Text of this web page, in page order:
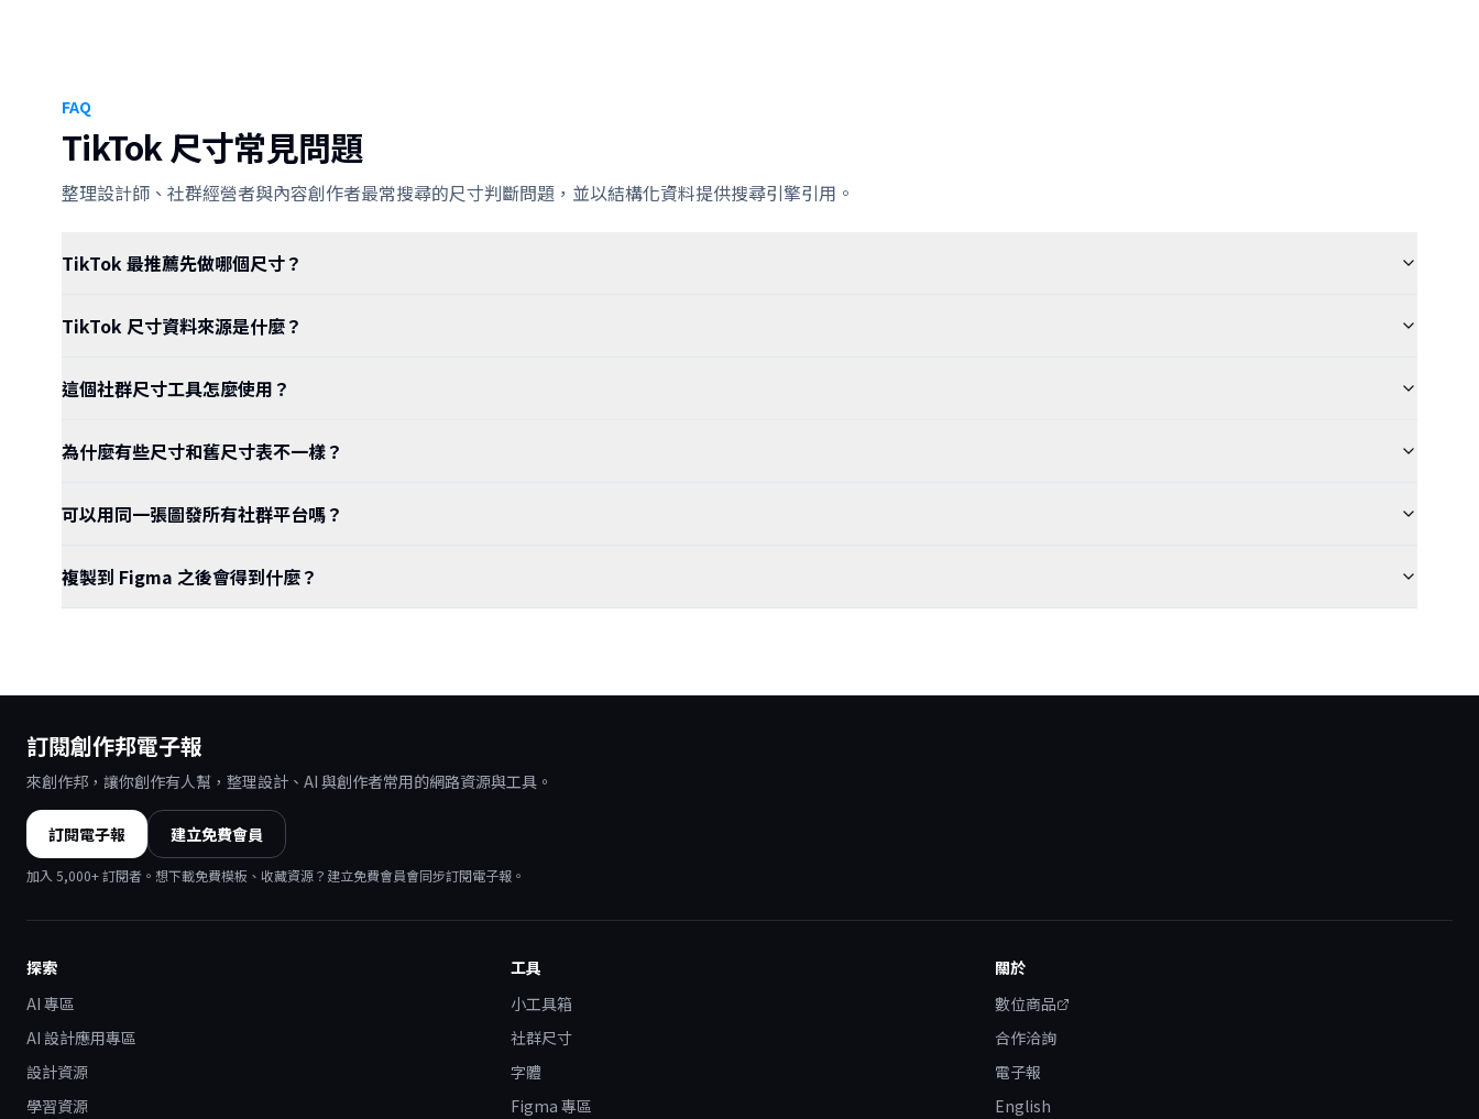
FAQ
TikTok 尺寸常見問題
整理設計師、社群經營者與內容創作者最常搜尋的尺寸判斷問題，並以結構化資料提供搜尋引擎引用。
TikTok 最推薦先做哪個尺寸？
TikTok 尺寸資料來源是什麼？
這個社群尺寸工具怎麼使用？
為什麼有些尺寸和舊尺寸表不一樣？
可以用同一張圖發所有社群平台嗎？
複製到 Figma 之後會得到什麼？
訂閱創作邦電子報
來創作邦，讓你創作有人幫，整理設計、AI 與創作者常用的網路資源與工具。
訂閱電子報 建立免費會員
加入 5,000+ 訂閱者。想下載免費模板、收藏資源？建立免費會員會同步訂閱電子報。
探索
AI 專區
AI 設計應用專區
設計資源
學習資源
工具
小工具箱
社群尺寸
字體
Figma 專區
關於
數位商品
合作洽詢
電子報
English